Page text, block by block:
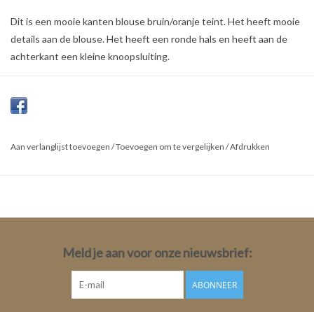
Dit is een mooie kanten blouse bruin/oranje teint. Het heeft mooie
details aan de blouse. Het heeft een ronde hals en heeft aan de
achterkant een kleine knoopsluiting.
Copper Tan
100% Nylon
Aan verlanglijst toevoegen /Toevoegen om te vergelijken /Afdrukken
Meld je aan voor onze nieuwsbrief:
ABONNEER